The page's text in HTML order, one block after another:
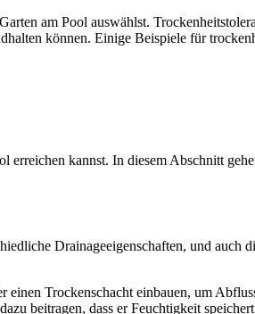
am Pool auswählst.
können. Einige Beispiele für
erreichen kannst. In diesem Abschnitt
Drainageeigenschaften, und auch
Trockenschacht einbauen, um
beitragen, dass er Feuchtigkeit